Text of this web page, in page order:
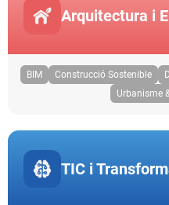
Arquitectura i
BIM Construcció Sostenible
Urbanisme
TIC i